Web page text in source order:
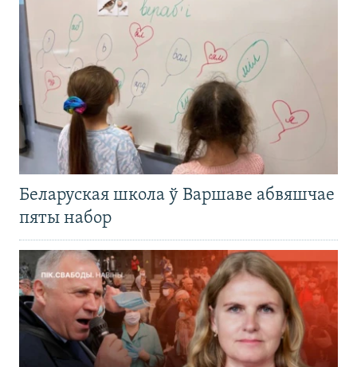
Беларуская школа ў Варшаве абвяшчае
пяты набор